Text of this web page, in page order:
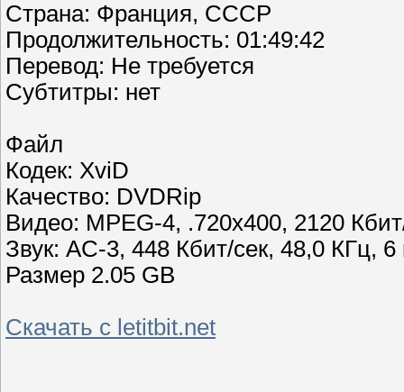
Страна: Франция, СССР
Продолжительность: 01:49:42
Перевод: Не требуется
Субтитры: нет
Файл
Кодек: XviD
Качество: DVDRip
Видео: MPEG-4, .720x400, 2120
Звук: AC-3, 448 Кбит/сек, 48,0 КГц, 6
Размер 2.05 GB
Скачать с letitbit.net